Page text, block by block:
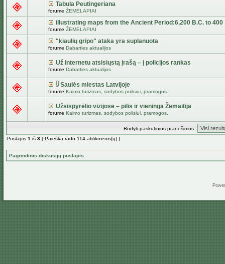
Tabula Peutingeriana
forume ŽEMĖLAPIAI
illustrating maps from the Ancient Period:6,200 B.C. to 400
forume ŽEMĖLAPIAI
"kiaulių gripo" ataka yra suplanuota
forume Dabarties aktualijos
Už internetu atsisiųstą įrašą – į policijos rankas
forume Dabarties aktualijos
Saulės miestas Latvijoje
forume Kaimo turizmas, sodybos poilsiui, pramogos.
Užsispyrėlio vizijose – pilis ir vieninga Žemaitija
forume Kaimo turizmas, sodybos poilsiui, pramogos.
Rodyti paskutinius pranešimus:
Puslapis 1 iš 3 [ Paieška rado 114 atitikmenis(ų) ]
Pagrindinis diskusijų puslapis